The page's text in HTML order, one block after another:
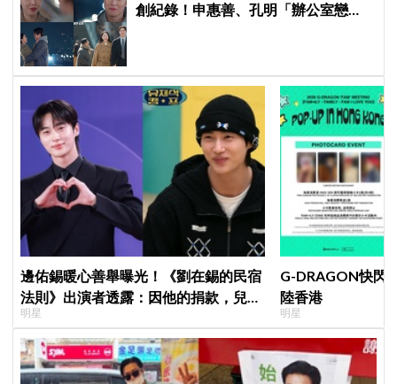
創紀錄！申惠善、孔明「辦公室戀
邊佑錫暖心善舉曝光！《劉在錫的民宿
法則》出演者透露：因他的捐款，兒童
患者順利完成治療
明星
G-DRAGON快閃
陸香港
明星